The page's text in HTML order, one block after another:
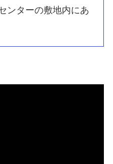
ンターの敷地内にあ